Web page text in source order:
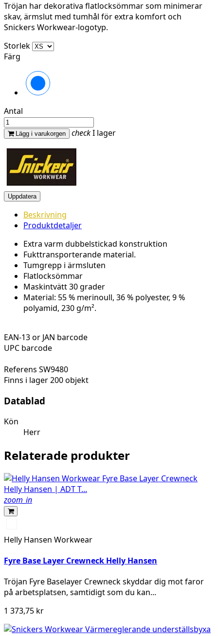
Tröjan har dekorativa flatlocksömmar som minimerar
skav, ärmslut med tumhål för extra komfort och
Snickers Workwear-logotyp.
Storlek
Färg
Antal
Lägg i varukorgen checkI lager
Beskrivning
Produktdetaljer
Extra varm dubbelstickad konstruktion
Fukttransporterande material.
Tumgrepp i ärmsluten
Flatlocksömmar
Maskintvätt 30 grader
Material: 55 % merinoull, 36 % polyester, 9 %
polyamid, 230 g/m².
EAN-13 or JAN barcode
UPC barcode
Referens SW9480
Finns i lager200 objekt
Datablad
Kön
Herr
Relaterade produkter
zoom_in
EBONY
Helly Hansen Workwear
Fyre Base Layer Crewneck Helly Hansen
Tröjan Fyre Baselayer Crewneck skyddar dig mot faror
på arbetsplatsen, samtidigt som du kan...
1 373,75 kr